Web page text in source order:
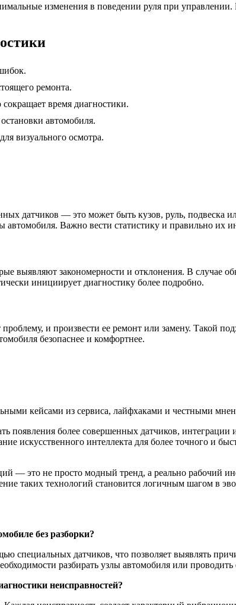
изменения в поведении руля при
ремонта.
время диагностики.
автомобиля.
визуального осмотра.
датчиков — это может быть кузов, руль, подвеска
Важно вести статистику и правильно их
выявляют закономерности и отклонения. В случае
инициирует диагностику более подробно.
и произвести ее ремонт или замену. Такой
безопаснее и комфортнее.
кейсами из сервиса, лайфхаками и честными
появления более совершенных датчиков, интеграции
искусственного интеллекта для более точного и
— это не просто модный тренд, а реально рабочий
таких технологий становится логичным шагом в
без разборки?
специальных датчиков, что позволяет выявлять
разбирать узлы автомобиля или
неисправностей?